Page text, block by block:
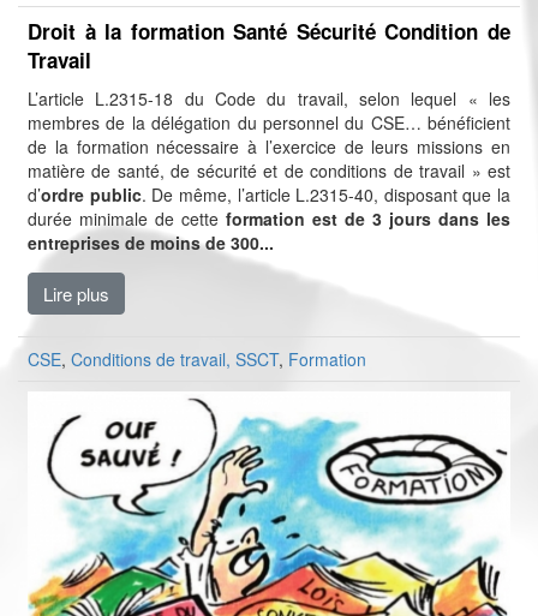
Droit à la formation Santé Sécurité Condition de
Travail
L’article L.2315-18 du Code du travail, selon lequel « les
membres de la délégation du personnel du CSE… bénéficient
de la formation nécessaire à l’exercice de leurs missions en
matière de santé, de sécurité et de conditions de travail » est
d’ordre public. De même, l’article L.2315-40, disposant que la
durée minimale de cette formation est de 3 jours dans les
entreprises de moins de 300...
Lire plus
CSE, Conditions de travail, SSCT, Formation